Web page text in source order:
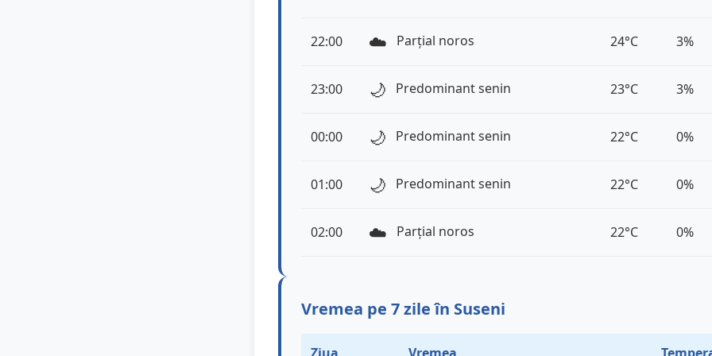
22:00 ☁️ Parțial noros 24°C 3%
23:00 🌙 Predominant senin 23°C 3%
00:00 🌙 Predominant senin 22°C 0%
01:00 🌙 Predominant senin 22°C 0%
02:00 ☁️ Parțial noros 22°C 0%
Vremea pe 7 zile în Suseni